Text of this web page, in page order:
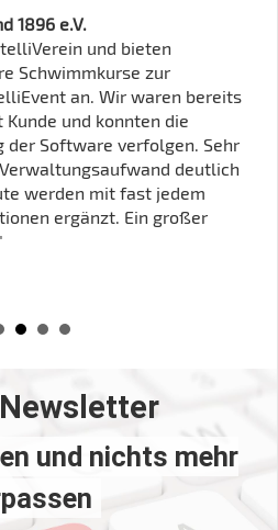
1896 e.V.
und bieten
Schwimmkurse zur
an. Wir waren bereits
und konnten die
Software verfolgen. Sehr
deutlich
werden mit fast jedem
ergänzt. Ein großer
gut. Der Service war
Online Seminare sind
und nichts mehr